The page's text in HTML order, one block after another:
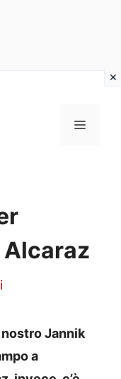
MENU
Alcaraz
Jannik
a